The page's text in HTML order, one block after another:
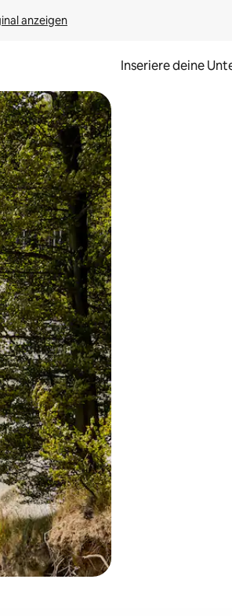
anzeigen
Inseriere deine
durch Berühren oder Wischgesten.